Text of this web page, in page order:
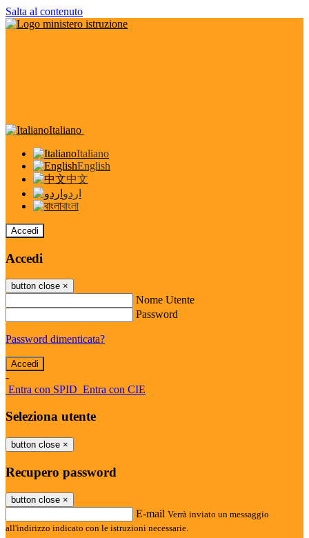
Salta al contenuto
Italiano
Italiano
English
中文
اردو
বাংলা
Accedi
Accedi
button close ×
Nome Utente
Password
Password dimenticata?
-
Entra con SPID Entra con CIE
Seleziona utente
button close ×
Recupero password
button close ×
E-mail Verrà inviato un messaggio
all'indirizzo indicato con le istruzioni necessarie.